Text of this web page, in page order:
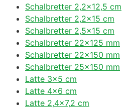
Schalbretter 2,2×12,5 cm
Schalbretter 2,2×15 cm
Schalbretter 2,5×15 cm
Schalbretter 22×125 mm
Schalbretter 22×150 mm
Schalbretter 25×150 mm
Latte 3×5 cm
Latte 4×6 cm
Latte 2,4×7,2 cm